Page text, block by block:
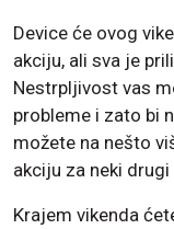
Device će ovog
akciju, ali sva je
Nestrpljivost vas
probleme i zato bi
možete na nešto
akciju za neki drugi
Krajem vikenda